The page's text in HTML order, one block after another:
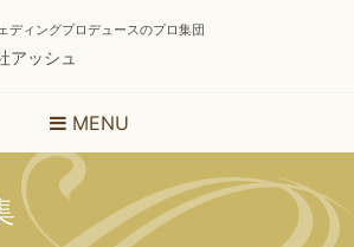
ディングプロデュースのプロ集団
アッシュ
MENU